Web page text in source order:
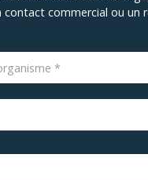
contact commercial ou un